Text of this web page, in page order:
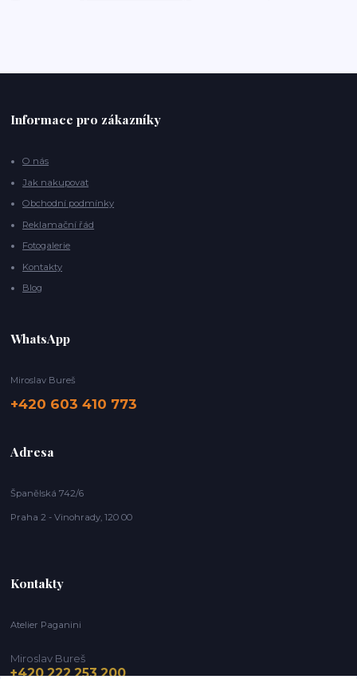
Informace pro zákazníky
O nás
Jak nakupovat
Obchodní podmínky
Reklamační řád
Fotogalerie
Kontakty
Blog
WhatsApp
Miroslav Bureš
+420 603 410 773
Adresa
Španělská 742/6
Praha 2 - Vinohrady, 120 00
Kontakty
Atelier Paganini
Miroslav Bureš
+420 222 253 200